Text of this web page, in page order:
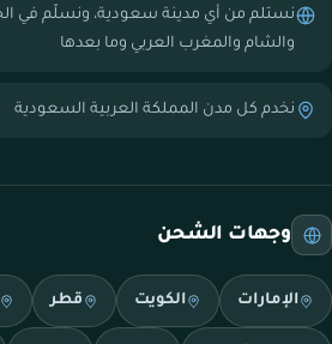
نستلم من أي مدينة سعودية، ونسلّم في
والشام والمغرب العربي وما بعدها
نخدم كل مدن المملكة العربية السعودية
وجهات الشحن
الإمارات الكويت قطر